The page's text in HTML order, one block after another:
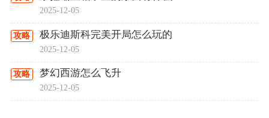
2025-12-05
攻略 极乐迪斯科完美开局怎么玩的
2025-12-05
攻略 梦幻西游怎么飞升
2025-12-05